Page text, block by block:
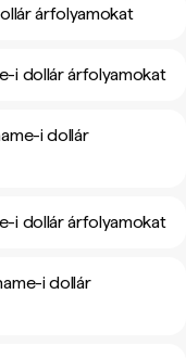
árfolyamokat
i dollár árfolyamokat
i dollár
i dollár árfolyamokat
i dollár